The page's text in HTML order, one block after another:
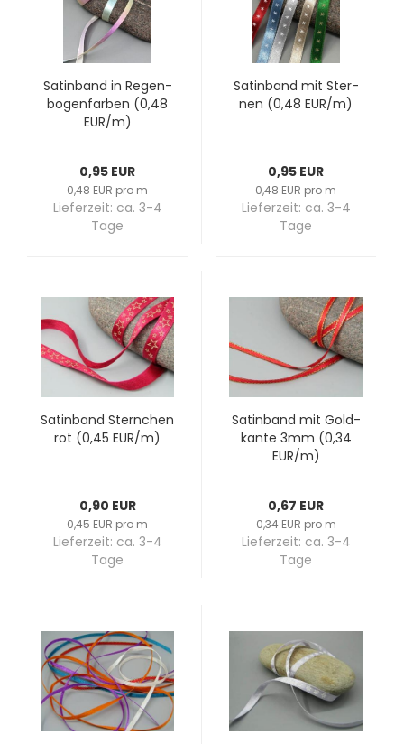
Sa­tin­band in Re­gen­
bo­gen­far­ben (0,48
EUR/m)
0,95 EUR
0,48 EUR pro m
Lieferzeit: ca. 3-4
Tage
Sa­tin­band mit Ster­
nen (0,48 EUR/m)
0,95 EUR
0,48 EUR pro m
Lieferzeit: ca. 3-4
Tage
Sa­tin­band Stern­chen
rot (0,45 EUR/m)
0,90 EUR
0,45 EUR pro m
Lieferzeit: ca. 3-4
Tage
Sa­tin­band mit Gold­
kan­te 3mm (0,34
EUR/m)
0,67 EUR
0,34 EUR pro m
Lieferzeit: ca. 3-4
Tage